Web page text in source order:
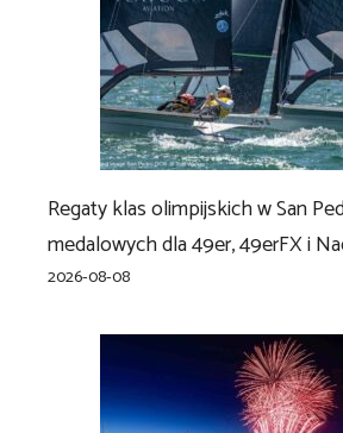
Regaty klas olimpijskich w San
medalowych dla 49er, 49erFX i
2026-08-08